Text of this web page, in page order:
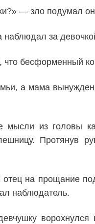
— зло подумал
за
бесформенный
а мама
мысли из головы
Протянув
отец на прощание
наблюдатель.